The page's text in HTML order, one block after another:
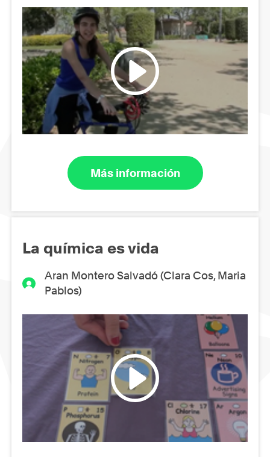
Más información
La química es vida
Aran Montero Salvadó (Clara Cos, Maria
Pablos)